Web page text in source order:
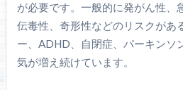
が必要です。一般的に発がん性、
伝毒性、奇形性などのリスクがあ
ー、ADHD、自閉症、パーキンソ
気が増え続けています。